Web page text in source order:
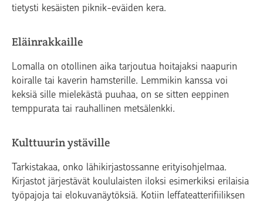
tietysti kesäisten piknik-eväiden kera.
Eläinrakkaille
Lomalla on otollinen aika tarjoutua hoitajaksi naapurin
koiralle tai kaverin hamsterille. Lemmikin kanssa voi
keksiä sille mielekästä puuhaa, on se sitten eeppinen
temppurata tai rauhallinen metsälenkki.
Kulttuurin ystäville
Tarkistakaa, onko lähikirjastossanne erityisohjelmaa.
Kirjastot järjestävät koululaisten iloksi esimerkiksi erilaisia
työpajoja tai elokuvanäytöksiä. Kotiin leffateatterifiiliksen